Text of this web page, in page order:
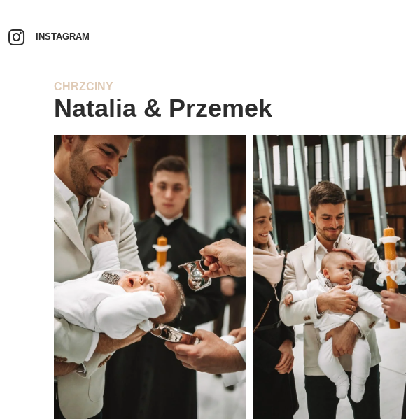
INSTAGRAM
CHRZCINY
Natalia & Przemek